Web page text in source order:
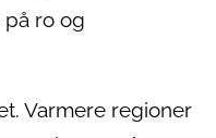
ro og
Varmere regioner